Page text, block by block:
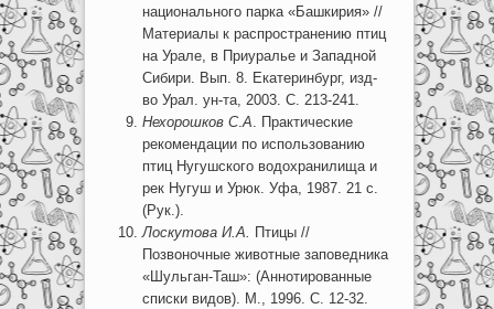
национального парка «Башкирия» //
Материалы к распространению птиц
на Урале, в Приуралье и Западной
Сибири. Вып. 8. Екатеринбург, изд-
во Урал. ун-та, 2003. С. 213-241.
Нехорошков С.А. Практические
рекомендации по использованию
птиц Нугушского водохранилища и
рек Нугуш и Урюк. Уфа, 1987. 21 с.
(Рук.).
Лоскутова И.А. Птицы //
Позвоночные животные заповедника
«Шульган-Таш»: (Аннотированные
списки видов). М., 1996. С. 12-32.